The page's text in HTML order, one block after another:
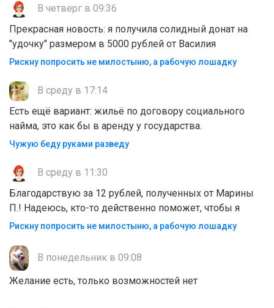
В четверг в 09:36
Прекрасная новость: я получила солидный донат на
"удочку" размером в 5000 рублей от Василия
Рискну попросить не милостыню, а рабочую лошадку
В среду в 17:14
Есть ещё вариант: жильё по договору социального
найма, это как бы в аренду у государства.
Чужую беду руками разведу
В среду в 11:30
Благодарствую за 12 рублей, полученных от Марины
П.! Надеюсь, кто-то действенно поможет, чтобы я
Рискну попросить не милостыню, а рабочую лошадку
В понедельник в 09:08
Желание есть, только возможностей нет